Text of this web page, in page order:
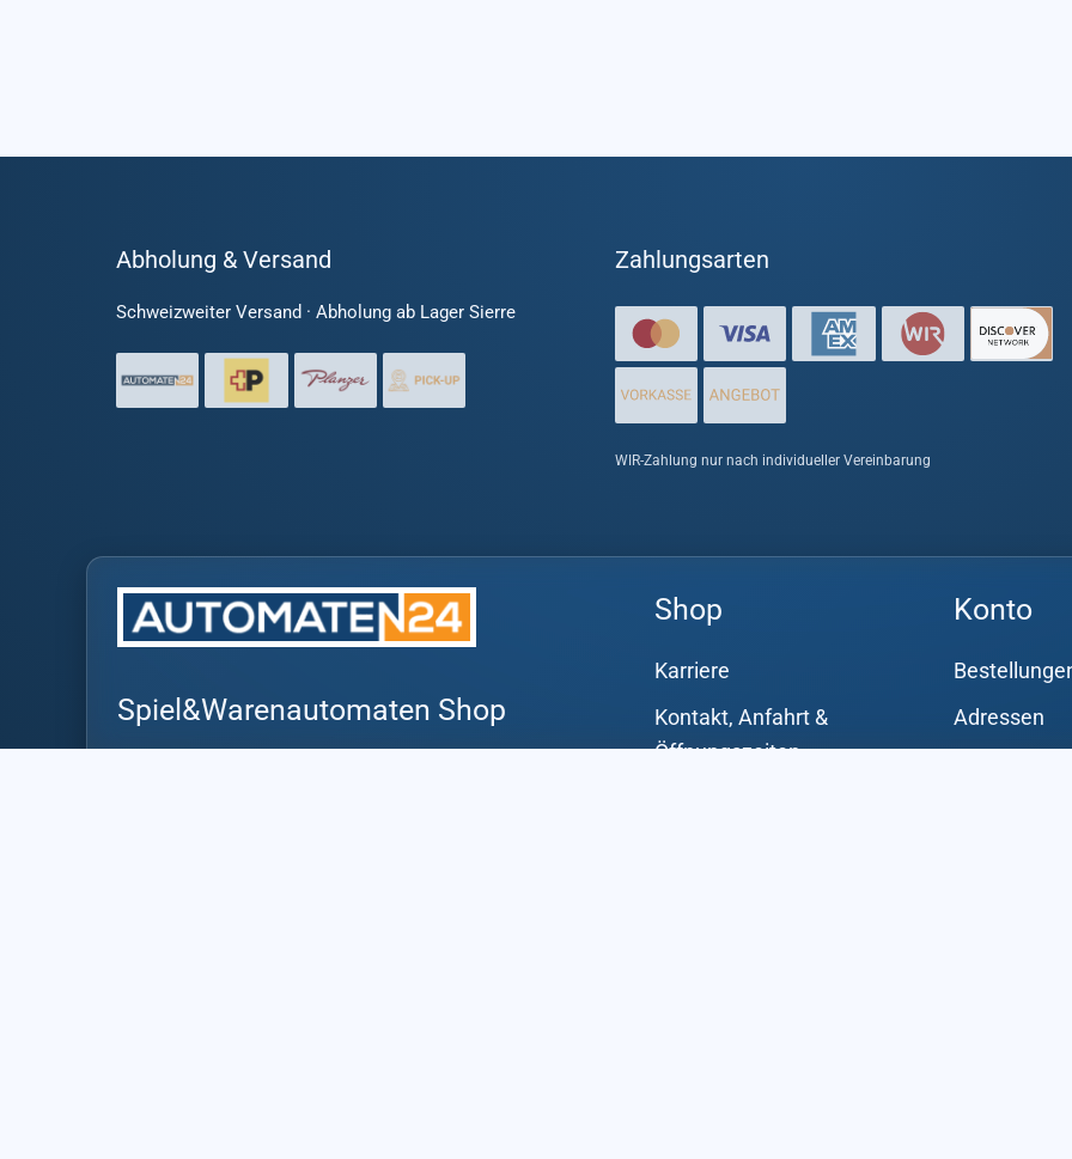
Abholung & Versand
Schweizweiter Versand · Abholung ab Lager Sierre
Zahlungsarten
WIR-Zahlung nur nach individueller Vereinbarung
Spiel&Warenautomaten Shop
Shop
Karriere
Kontakt, Anfahrt &
Öffnungszeiten
Konto
Adressen